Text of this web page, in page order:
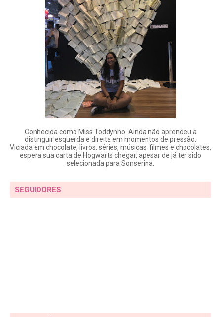
Conhecida como Miss Toddynho. Ainda não aprendeu a
distinguir esquerda e direita em momentos de pressão.
Viciada em chocolate, livros, séries, músicas, filmes e chocolates,
espera sua carta de Hogwarts chegar, apesar de já ter sido
selecionada para Sonserina.
SEGUIDORES